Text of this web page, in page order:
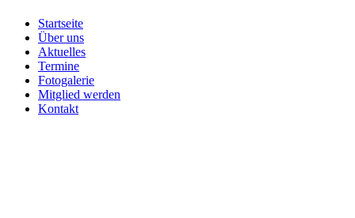
Startseite
Über uns
Aktuelles
Termine
Fotogalerie
Mitglied werden
Kontakt